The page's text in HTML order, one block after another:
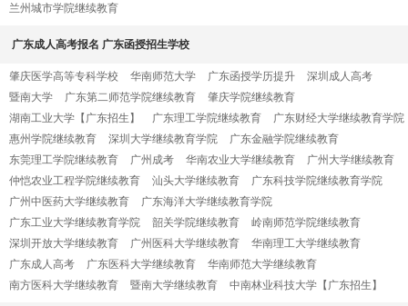
兰州城市学院继续教育
广东成人高考报名 广东函授招生学校
肇庆医学高等专科学校 华南师范大学 广东函授学历提升
深圳成人高考
暨南大学
广东第二师范学院继续教育
肇庆学院继续教育
湖南工业大学【广东招生】
广东理工学院继续教育
广东财经大学继续教育学院
惠州学院继续教育
深圳大学继续教育学院
广东金融学院继续教育
东莞理工学院继续教育
广州成考 华南农业大学继续教育
广州大学继续教育
仲恺农业工程学院继续教育
汕头大学继续教育
广东科技学院继续教育学院
广州中医药大学继续教育
广东海洋大学继续教育学院
广东工业大学继续教育学院
韶关学院继续教育
岭南师范学院继续教育
深圳开放大学继续教育
广州医科大学继续教育
华南理工大学继续教育
广东成人高考
广东医科大学继续教育
华南师范大学继续教育
南方医科大学继续教育
暨南大学继续教育 中南林业科技大学【广东招生】